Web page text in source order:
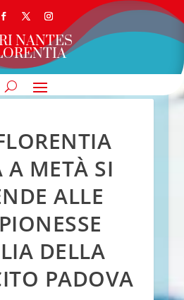
NANTES
A METÀ SI
ALLE
DELLA
PADOVA